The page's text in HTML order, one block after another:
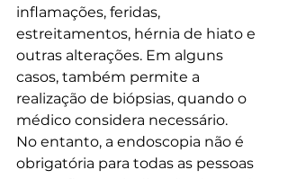
inflamações, feridas,
estreitamentos, hérnia de hiato e
outras alterações. Em alguns
casos, também permite a
realização de biópsias, quando o
médico considera necessário.
No entanto, a endoscopia não é
obrigatória para todas as pessoas